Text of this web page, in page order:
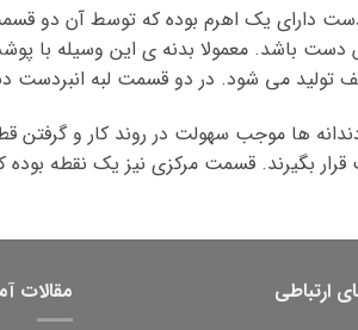
دست دارای یک اهرم بوده که توسط آن دو
باشد. معمولا بدنه ی این وسیله با
تولید می شود. در دو قسمت لبه انبردست
ها موجب سهولت در روند کار و
بگیرند. قسمت مرکزی نیز یک نقطه بوده
ارتباطی مقالات